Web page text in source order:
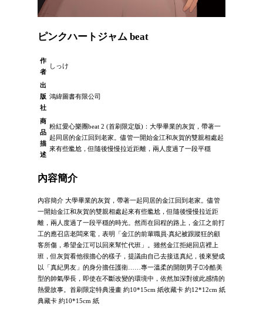
ピンクハートジャム beat
作
者
しっけ
出
版
社
鴻緯圖書有限公司
商
品
描
述
粉紅愛心樂團beat 2 (首刷限定版)：大學畢業的灰賀，帶著一
起同居的金江回到老家。儘管一開始金江和灰賀的雙親相處起
來有些尷尬，但隨後慢慢拉近距離，兩人度過了一段平穩
內容簡介
內容簡介 大學畢業的灰賀，帶著一起同居的金江回到老家。儘管
一開始金江和灰賀的雙親相處起來有些尷尬，但隨後慢慢拉近距
離，兩人度過了一段平穩的時光。然而在回程的路上，金江之前打
工的應召店老闆來電，表明「金江的前輩職員‧真紀被跟蹤狂的顧
客所傷，希望金江可以回來幫忙代班」。雖然金江拒絕回店裡上
班，但灰賀看他很擔心的樣子，提議由自己去接送真紀，後來變成
以「真紀男友」的身分擔任護衛……專一溫柔的開朗男子冷酷美
型的帥氣學長，即使在不斷改變的環境中，依然加深對彼此感情的
熱愛故事。首刷限定特典漫畫 約10*15cm 紙收藏卡 約12*12cm 紙
典藏卡 約10*15cm 紙